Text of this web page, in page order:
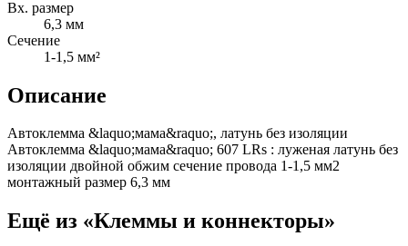
Вх. размер
6,3 мм
Сечение
1-1,5 мм²
Описание
Автоклемма &laquo;мама&raquo;, латунь без изоляции
Автоклемма &laquo;мама&raquo; 607 LRs : луженая латунь без
изоляции двойной обжим сечение провода 1-1,5 мм2
монтажный размер 6,3 мм
Ещё из «Клеммы и коннекторы»